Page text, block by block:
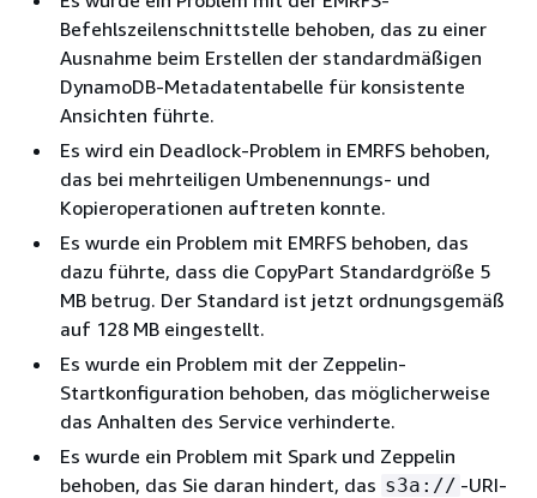
Befehlszeilenschnittstelle behoben, das zu einer
Ausnahme beim Erstellen der standardmäßigen
DynamoDB-Metadatentabelle für konsistente
Ansichten führte.
Es wird ein Deadlock-Problem in EMRFS behoben,
das bei mehrteiligen Umbenennungs- und
Kopieroperationen auftreten konnte.
Es wurde ein Problem mit EMRFS behoben, das
dazu führte, dass die CopyPart Standardgröße 5
MB betrug. Der Standard ist jetzt ordnungsgemäß
auf 128 MB eingestellt.
Es wurde ein Problem mit der Zeppelin-
Startkonfiguration behoben, das möglicherweise
das Anhalten des Service verhinderte.
Es wurde ein Problem mit Spark und Zeppelin
behoben, das Sie daran hindert, das s3a:// -URI-